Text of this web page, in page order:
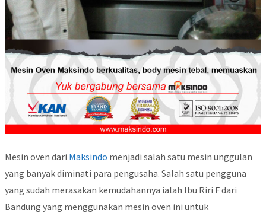
Mesin oven dari Maksindo menjadi salah satu mesin unggulan
yang banyak diminati para pengusaha. Salah satu pengguna
yang sudah merasakan kemudahannya ialah Ibu Riri F dari
Bandung yang menggunakan mesin oven ini untuk